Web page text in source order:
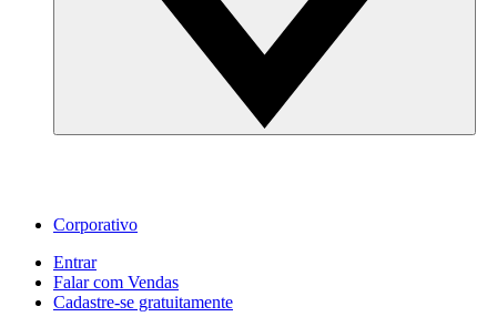
Corporativo
Entrar
Falar com Vendas
Cadastre‐se gratuitamente